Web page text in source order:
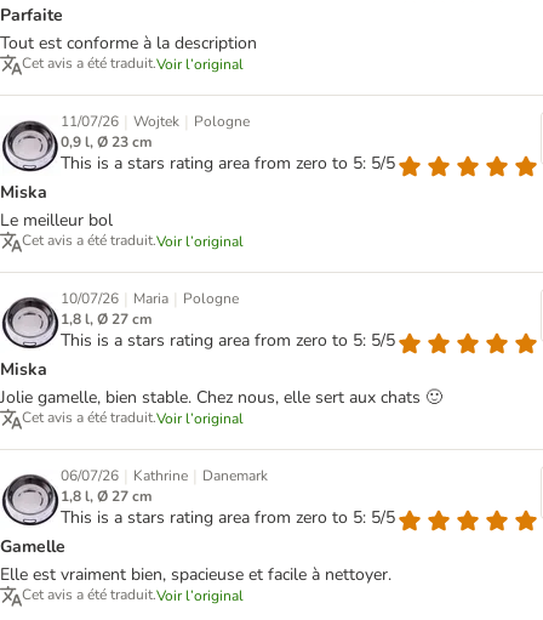
Parfaite
Tout est conforme à la description
Cet avis a été traduit.Voir l’original
11/07/26 | Wojtek | Pologne
0,9 l, Ø 23 cm
This is a stars rating area from zero to 5: 5/5
Miska
Le meilleur bol
Cet avis a été traduit.Voir l’original
10/07/26 | Maria | Pologne
1,8 l, Ø 27 cm
This is a stars rating area from zero to 5: 5/5
Miska
Jolie gamelle, bien stable. Chez nous, elle sert aux chats 🙂
Cet avis a été traduit.Voir l’original
06/07/26 | Kathrine | Danemark
1,8 l, Ø 27 cm
This is a stars rating area from zero to 5: 5/5
Gamelle
Elle est vraiment bien, spacieuse et facile à nettoyer.
Cet avis a été traduit.Voir l’original